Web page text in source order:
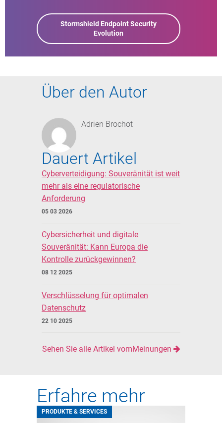
Stormshield Endpoint Security
Evolution
Über den Autor
Adrien Brochot
Dauert Artikel
Cyberverteidigung: Souveränität ist weit
mehr als eine regulatorische
Anforderung
05 03 2026
Cybersicherheit und digitale
Souveränität: Kann Europa die
Kontrolle zurückgewinnen?
08 12 2025
Verschlüsselung für optimalen
Datenschutz
22 10 2025
Sehen Sie alle Artikel vomMeinungen
Erfahre mehr
PRODUKTE & SERVICES